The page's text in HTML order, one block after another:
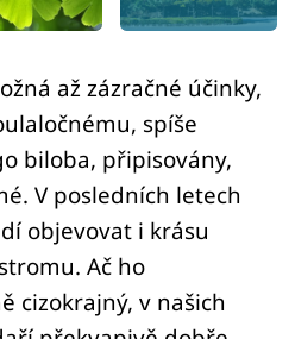
až zázračné účinky,
spíše
biloba, připisovány,
V posledních letech
objevovat i krásu
Ač ho
cizokrajný, v našich